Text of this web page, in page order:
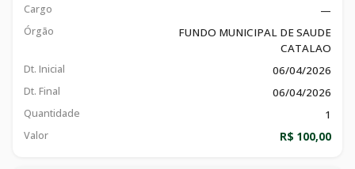
Cargo —
Órgão
FUNDO MUNICIPAL DE SAUDE
CATALAO
Dt. Inicial 06/04/2026
Dt. Final 06/04/2026
Quantidade 1
Valor R$ 100,00